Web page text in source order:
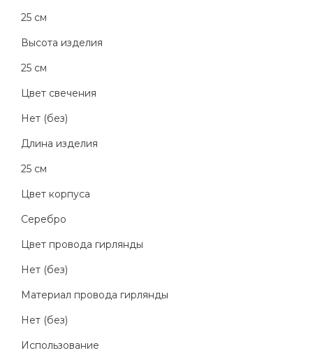
25 см
Высота изделия
25 см
Цвет свечения
Нет (без)
Длина изделия
25 см
Цвет корпуса
Серебро
Цвет провода гирлянды
Нет (без)
Материал провода гирлянды
Нет (без)
Использование